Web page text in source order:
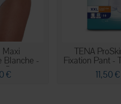
Blanche -
5
€
TENA
Fixation Pant -
11,50 €